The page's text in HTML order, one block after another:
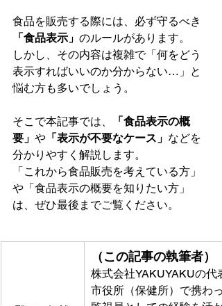
食品を販売する際には、必ず守るべき
「食品表示」 のルールがあります。
しかし、その内容は複雑で「何をどう
表示すればいいのか分からない…」と
悩む方も多いでしょう。
そこで本記事では、
「食品表示の概
要」 や 「表示が不要なケース」 などを
分かりやすく解説します。
「これから食品販売を考えている方」
や「食品表示の概要を知りたい方」
は、ぜひ最後までご覧ください。
（この記事の執筆者）
株式会社YAKUYAKUの代
市役所（保健所）で携わ